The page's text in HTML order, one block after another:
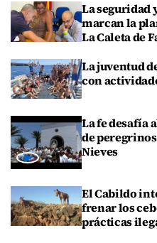
La seguridad
marcan la
La Caleta de
La juventud
con
La fe desafía
de
Nieves
El Cabildo
frenar los
prácticas